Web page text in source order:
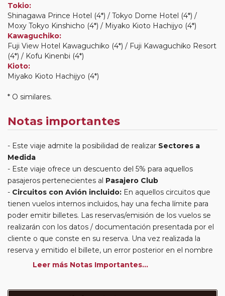
Tokio:
Shinagawa Prince Hotel (4*) / Tokyo Dome Hotel (4*) /
Moxy Tokyo Kinshicho (4*) / Miyako Kioto Hachijyo (4*)
Kawaguchiko:
Fuji View Hotel Kawaguchiko (4*) / Fuji Kawaguchiko Resort
(4*) / Kofu Kinenbi (4*)
Kioto:
Miyako Kioto Hachijyo (4*)
* O similares.
Notas importantes
Este viaje admite la posibilidad de realizar Sectores a
Medida
Este viaje ofrece un descuento del 5% para aquellos
pasajeros pertenecientes al Pasajero Club
Circuitos con Avión incluido: En aquellos circuitos que
tienen vuelos internos incluidos, hay una fecha límite para
poder emitir billetes. Las reservas/emisión de los vuelos se
realizarán con los datos / documentación presentada por el
cliente o que conste en su reserva. Una vez realizada la
reserva y emitido el billete, un error posterior en el nombre
o un nombre incompleto, puede provocar la invalidez del
Leer más Notas Importantes...